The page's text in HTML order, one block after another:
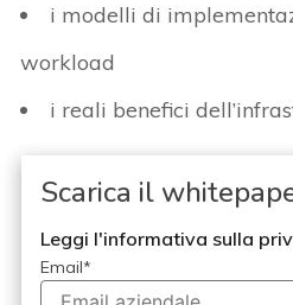
i modelli di
workload
i reali benefici
Scarica il
Leggi l'informativa sulla
Email*